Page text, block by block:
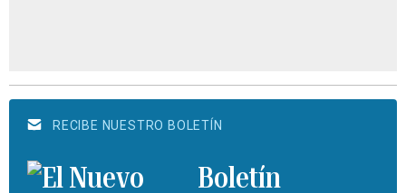
RECIBE NUESTRO BOLETÍN
Boletín